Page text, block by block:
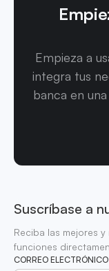
Empieza a
integra tus
banca en
Suscríbase a
Reciba las mejores
funciones
CORREO ELECTRÓNICO